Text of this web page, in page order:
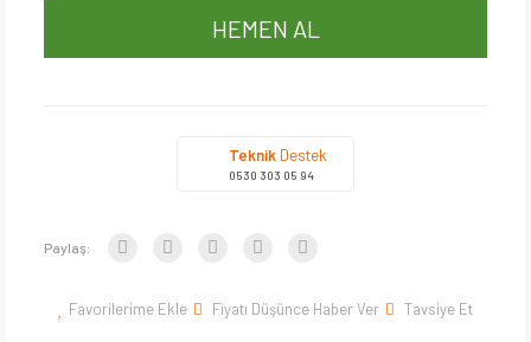
HEMEN AL
Teknik Destek
0530 303 05 94
Paylaş:
Favorilerime Ekle Fiyatı Düşünce Haber Ver Tavsiye Et